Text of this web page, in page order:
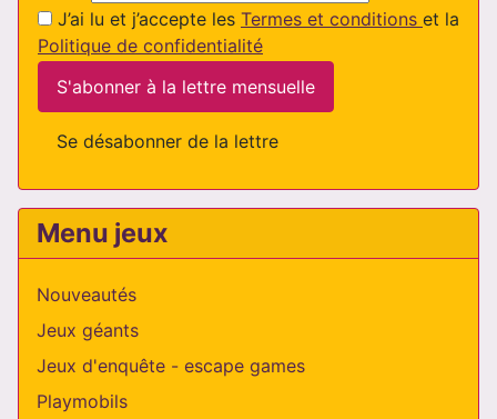
J’ai lu et j’accepte les Termes et conditions et la
Politique de confidentialité
S'abonner à la lettre mensuelle
Se désabonner de la lettre
Menu jeux
Nouveautés
Jeux géants
Jeux d'enquête - escape games
Playmobils